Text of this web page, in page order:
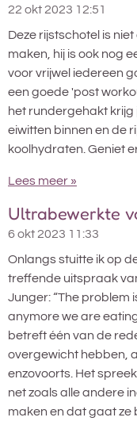
22 okt 2023 12:51
Deze rijstschotel is
maken, hij is ook nog
voor vrijwel iedereen
een goede 'post
het rundergehakt
eiwitten binnen en de
koolhydraten. Geniet
Lees meer »
Ultrabewerkte
6 okt 2023 11:33
Onlangs stuitte ik op
treffende uitspraak
Junger: “The problem
anymore we are
betreft één van de
overgewicht hebben,
enzovoorts. Het
net zoals alle andere
maken en dat gaat ze